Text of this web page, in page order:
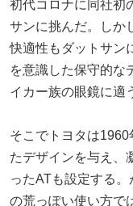
初代コロナに同社初
サンに挑んだ。しか
快適性もダットサン
を意識した保守的な
イカー族の眼鏡に適
そこでトヨタは
たデザインを与え、
ったATも設定する
の荒っぽい使い方で